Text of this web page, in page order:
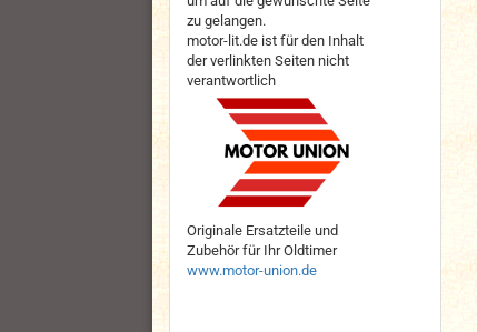
zu gelangen.
motor-lit.de ist für den Inhalt
der verlinkten Seiten nicht
verantwortlich
Originale Ersatzteile und
Zubehör für Ihr Oldtimer
www.motor-union.de